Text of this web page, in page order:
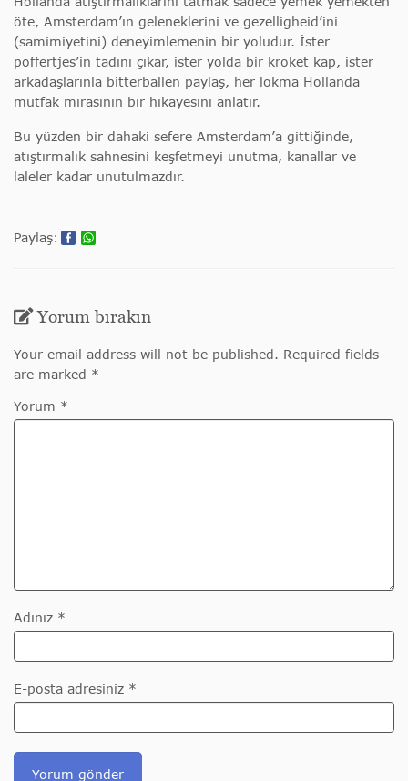
öte, Amsterdam’ın geleneklerini ve gezelligheid’ini
(samimiyetini) deneyimlemenin bir yoludur. İster
poffertjes’in tadını çıkar, ister yolda bir kroket kap, ister
arkadaşlarınla bitterballen paylaş, her lokma Hollanda
mutfak mirasının bir hikayesini anlatır.
Bu yüzden bir dahaki sefere Amsterdam’a gittiğinde,
atıştırmalık sahnesini keşfetmeyi unutma, kanallar ve
laleler kadar unutulmazdır.
Paylaş:
Yorum bırakın
Your email address will not be published. Required fields
are marked *
Yorum *
Adınız *
E-posta adresiniz *